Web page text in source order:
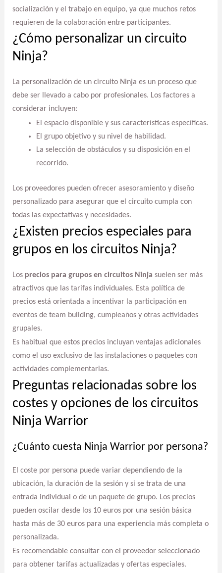
socialización y el trabajo en equipo, ya que muchos retos
requieren de la colaboración entre participantes.
¿Cómo personalizar un circuito
Ninja?
La personalización de un circuito Ninja es un proceso que
debe ser llevado a cabo por profesionales. Los factores a
considerar incluyen:
El espacio disponible y sus características específicas.
El grupo objetivo y su nivel de habilidad.
La selección de obstáculos y su disposición en el
recorrido.
Los proveedores pueden ofrecer asesoramiento y diseño
personalizado para asegurar que el circuito cumpla con
todas las expectativas y necesidades.
¿Existen precios especiales para
grupos en los circuitos Ninja?
Los precios para grupos en circuitos Ninja suelen ser más
atractivos que las tarifas individuales. Esta política de
precios está orientada a incentivar la participación en
eventos de team building, cumpleaños y otras actividades
grupales.
Es habitual que estos precios incluyan ventajas adicionales
como el uso exclusivo de las instalaciones o paquetes con
actividades complementarias.
Preguntas relacionadas sobre los
costes y opciones de los circuitos
Ninja Warrior
¿Cuánto cuesta Ninja Warrior por persona?
El coste por persona puede variar dependiendo de la
ubicación, la duración de la sesión y si se trata de una
entrada individual o de un paquete de grupo. Los precios
pueden oscilar desde los 10 euros por una sesión básica
hasta más de 30 euros para una experiencia más completa o
personalizada.
Es recomendable consultar con el proveedor seleccionado
para obtener tarifas actualizadas y ofertas especiales.